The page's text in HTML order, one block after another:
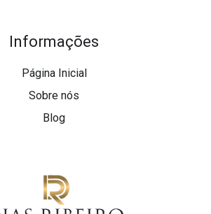
Informações
Página Inicial
Sobre nós
Blog